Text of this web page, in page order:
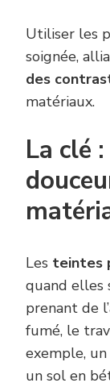
Utiliser les
soignée,
des
matériaux.
La clé
Les teintes
quand elles
prenant de
fumé, le
exemple,
un sol en